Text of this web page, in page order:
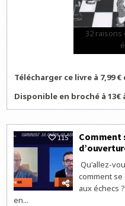
32 raisons
Télécharger ce livre à 7,99
Disponible en broché à 13€
115
Comment
Qu'allez-
comment
aux échecs
en...